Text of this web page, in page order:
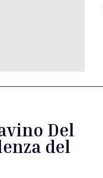
Del
del